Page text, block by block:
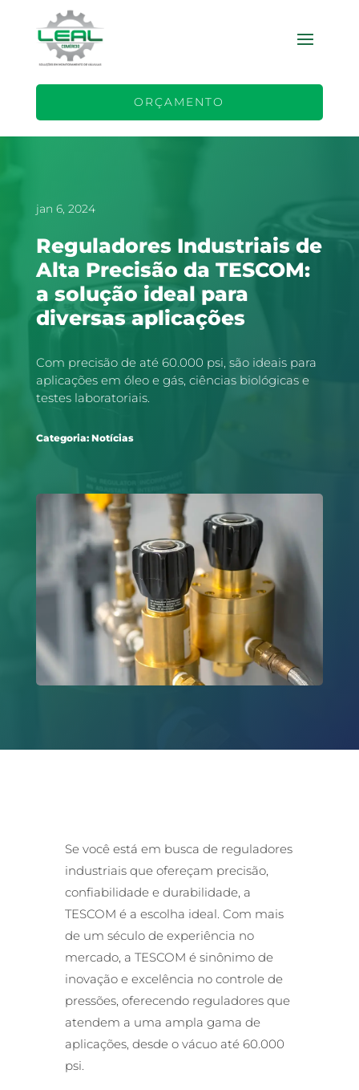
ORÇAMENTO
jan 6, 2024
Reguladores Industriais de
Alta Precisão da TESCOM:
a solução ideal para
diversas aplicações
Com precisão de até 60.000 psi, são ideais para
aplicações em óleo e gás, ciências biológicas e
testes laboratoriais.
Categoria: Notícias
Se você está em busca de reguladores
industriais que ofereçam precisão,
confiabilidade e durabilidade, a
TESCOM é a escolha ideal. Com mais
de um século de experiência no
mercado, a TESCOM é sinônimo de
inovação e excelência no controle de
pressões, oferecendo reguladores que
atendem a uma ampla gama de
aplicações, desde o vácuo até 60.000
psi.